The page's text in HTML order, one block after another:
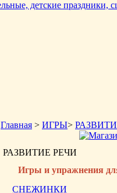
Главная > ИГРЫ>
РАЗВИТИЕ РЕЧИ
Игры и упражнения
СНЕЖИНКИ